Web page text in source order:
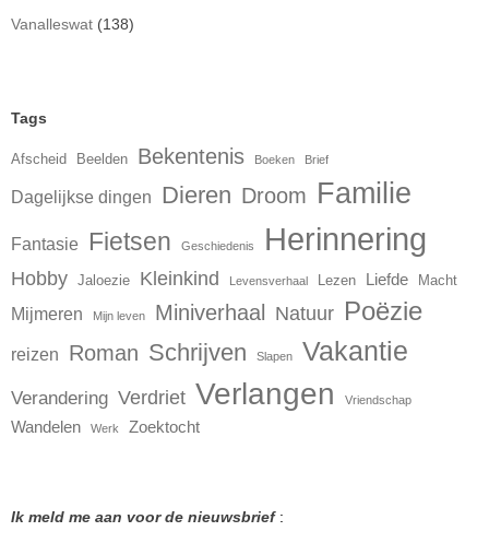
Vanalleswat (138)
Tags
Afscheid Beelden Bekentenis Boeken Brief
Dagelijkse dingen Dieren Droom Familie
Fantasie Fietsen Geschiedenis Herinnering
Hobby Jaloezie Kleinkind Levensverhaal Lezen Liefde Macht
Mijmeren Mijn leven Miniverhaal Natuur Poëzie
reizen Roman Schrijven Slapen Vakantie
Verandering Verdriet Verlangen Vriendschap
Wandelen Werk Zoektocht
Ik meld me aan voor de nieuwsbrief: